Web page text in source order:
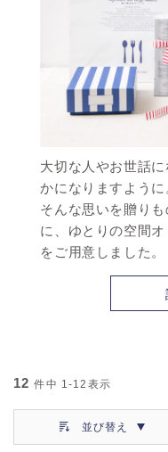
大切な人やお世話
かになりますように
そんな思いを贈り
に、ゆとりの空間
をご用意しました。
12 件中 1-12 表示
並び替え